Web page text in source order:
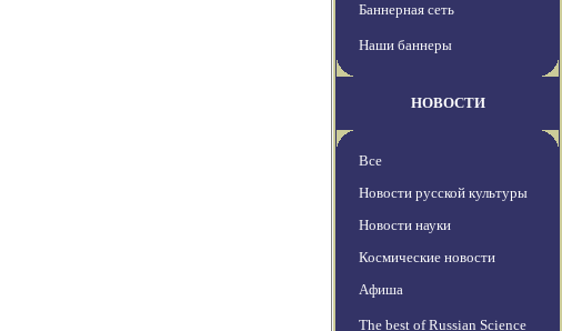
Баннерная сеть
Наши баннеры
НОВОСТИ
Все
Новости русской культуры
Новости науки
Космические новости
Афиша
The best of Russian Science